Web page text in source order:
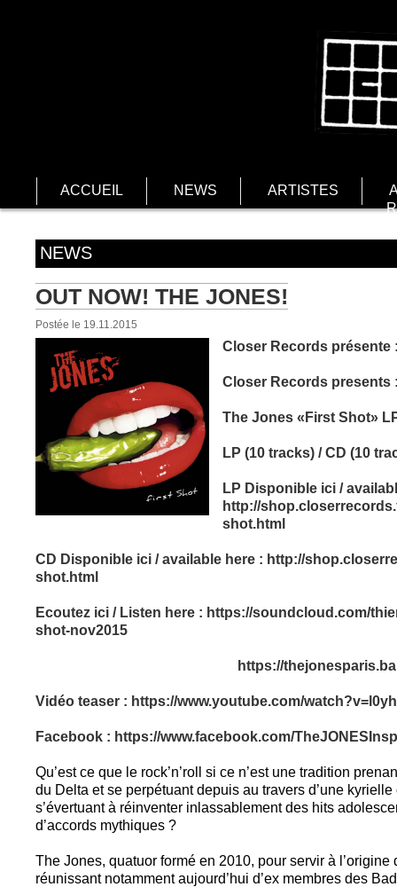
ACCUEIL NEWS ARTISTES
NEWS
OUT NOW! THE JONES!
Postée le 19.11.2015
Closer Records présente
Closer Records presents
The Jones «First Shot»
LP (10 tracks) / CD (10
LP Disponible ici /
http://
shot.html
CD Disponible ici / available here : http://
shot.html
Ecoutez ici / Listen here : https://soundcloud.com/
shot-nov2015
https://
Vidéo teaser : https://www.youtube.com/
Facebook : https://www.facebook.com/
Qu’est ce que le rock’n’roll si ce n’est une tradition
du Delta et se perpétuant depuis au travers d’une
s’évertuant à réinventer inlassablement des hits
d’accords mythiques ?
The Jones, quatuor formé en 2010, pour servir à
réunissant notamment aujourd’hui d’ex membres des